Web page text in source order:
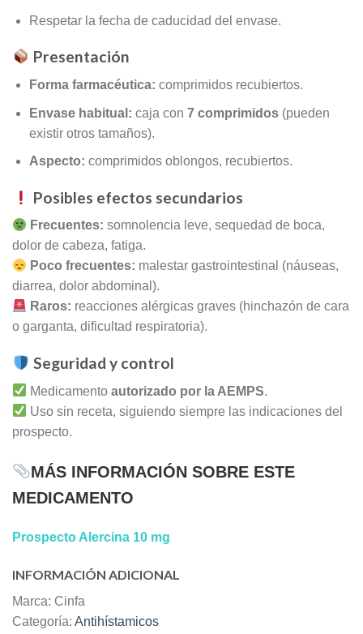
Respetar la fecha de caducidad del envase.
Presentación
Forma farmacéutica: comprimidos recubiertos.
Envase habitual: caja con 7 comprimidos(pueden
existir otros tamaños).
Aspecto: comprimidos oblongos, recubiertos.
Posibles efectos secundarios
Frecuentes: somnolencia leve, sequedad de boca,
dolor de cabeza, fatiga.
Poco frecuentes: malestar gastrointestinal (náuseas,
diarrea, dolor abdominal).
Raros: reacciones alérgicas graves (hinchazón de cara
o garganta, dificultad respiratoria).
Seguridad y control
Medicamentoautorizado por la AEMPS.
Uso sin receta, siguiendo siempre las indicaciones del
prospecto.
MÁS INFORMACIÓN SOBRE ESTE
MEDICAMENTO
Prospecto Alercina 10 mg
INFORMACIÓN ADICIONAL
Marca: Cinfa
Categoría: Antihístamicos